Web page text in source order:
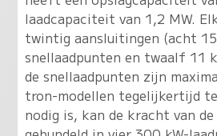
laadcapaciteit van 1,2 MW.
twintig aansluitingen (acht
snellaadpunten en twaalf 11
de snellaadpunten zijn
tron-modellen tegelijkertijd
nodig is, kan de kracht van